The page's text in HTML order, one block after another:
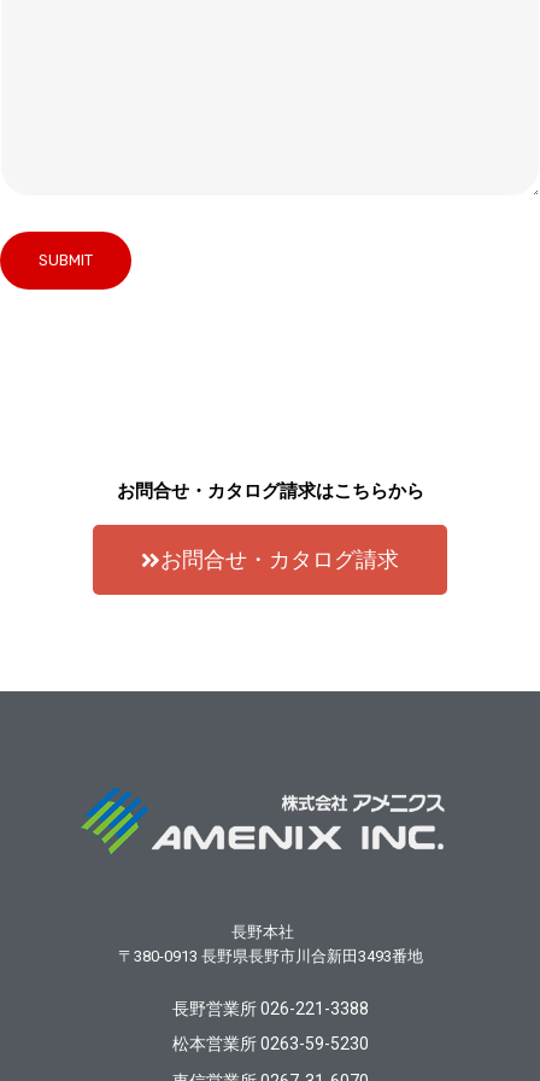
お問合せ・カタログ請求はこちらから
お問合せ・カタログ請求
長野本社
〒380-0913 長野県長野市川合新田3493番地
長野営業所 026-221-3388
松本営業所 0263-59-5230